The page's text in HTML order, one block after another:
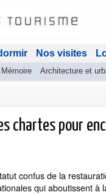
Nos visites
Mémoire Architecture et
chartes pour
confus de la
qui aboutissent à